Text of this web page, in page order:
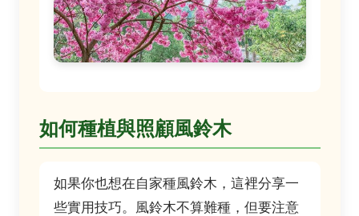
如何種植與照顧風鈴木
如果你也想在自家種風鈴木，這裡分享一
些實用技巧。風鈴木不算難種，但要注意